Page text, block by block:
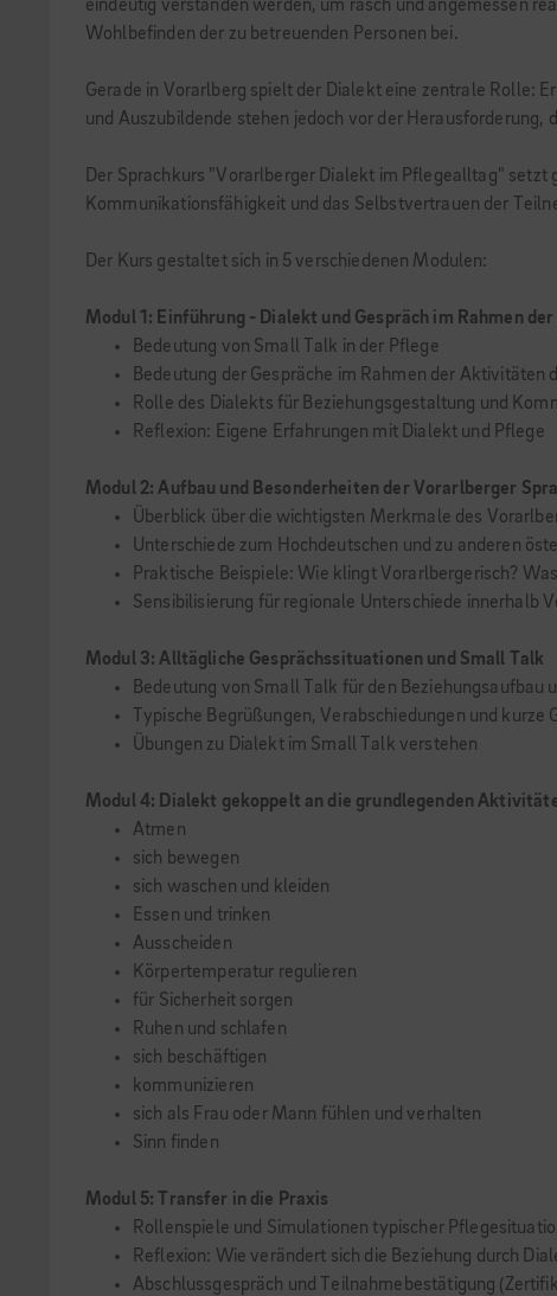
eindeutig verstanden werden, um rasch und angemessen
Wohlbefinden der zu betreuenden Personen bei.
Gerade in Vorarlberg spielt der Dialekt eine zentrale Rolle:
und Auszubildende stehen jedoch vor der
Der Sprachkurs "Vorarlberger Dialekt im Pflegealltag"
Kommunikationsfähigkeit und das Selbstvertrauen der
Der Kurs gestaltet sich in 5 verschiedenen Modulen:
Modul 1: Einführung - Dialekt und Gespräch im Rahmen
Bedeutung von Small Talk in der Pflege
Bedeutung der Gespräche im Rahmen der Aktivitäten
Rolle des Dialekts für Beziehungsgestaltung und
Reflexion: Eigene Erfahrungen mit Dialekt und Pflege
Modul 2: Aufbau und Besonderheiten der Vorarlberger
Überblick über die wichtigsten Merkmale des
Unterschiede zum Hochdeutschen und zu anderen
Praktische Beispiele: Wie klingt Vorarlbergerisch?
Sensibilisierung für regionale Unterschiede innerhalb
Modul 3: Alltägliche Gesprächssituationen und Small Talk
Bedeutung von Small Talk für den Beziehungsaufbau
Typische Begrüßungen, Verabschiedungen und kurze
Übungen zu Dialekt im Small Talk verstehen
Modul 4: Dialekt gekoppelt an die grundlegenden
Atmen
sich bewegen
sich waschen und kleiden
Essen und trinken
Ausscheiden
Körpertemperatur regulieren
für Sicherheit sorgen
Ruhen und schlafen
sich beschäftigen
kommunizieren
sich als Frau oder Mann fühlen und verhalten
Sinn finden
Modul 5: Transfer in die Praxis
Rollenspiele und Simulationen typischer
Reflexion: Wie verändert sich die Beziehung durch
Abschlussgespräch und Teilnahmebestätigung